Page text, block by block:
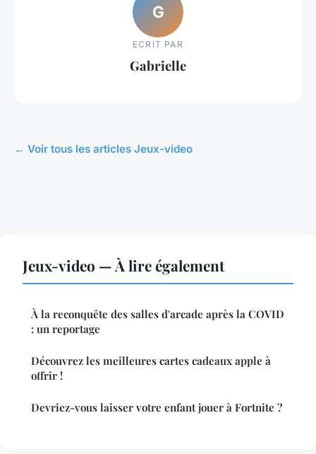
G
ECRIT PAR
Gabrielle
← Voir tous les articles Jeux-video
Jeux-video — À lire également
À la reconquête des salles d'arcade après la COVID
: un reportage
Découvrez les meilleures cartes cadeaux apple à
offrir !
Devriez-vous laisser votre enfant jouer à Fortnite ?